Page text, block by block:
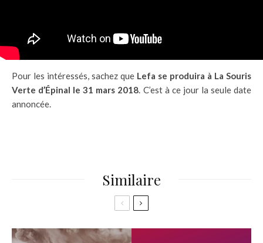
Pour les intéressés, sachez que Lefa se produira à La Souris
Verte d’Épinal le 31 mars 2018. C’est à ce jour la seule date
annoncée.
Similaire